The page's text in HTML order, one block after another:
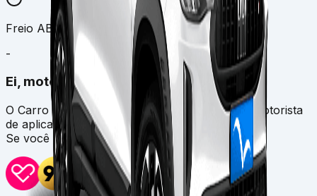
Freio ABS
-
Ei, motorista de aplicativo!
O Carro por Assinatura não é destinado para motorista
de aplicativo.
Se você é, confira planos exclusivos pra você!